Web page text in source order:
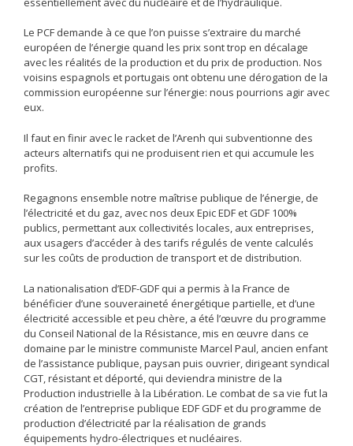
Le PCF demande à ce que l’on puisse s’extraire du marché
européen de l’énergie quand les prix sont trop en décalage
avec les réalités de la production et du prix de production. Nos
voisins espagnols et portugais ont obtenu une dérogation de la
commission européenne sur l’énergie: nous pourrions agir avec
eux.
Il faut en finir avec le racket de l’Arenh qui subventionne des
acteurs alternatifs qui ne produisent rien et qui accumule les
profits.
Regagnons ensemble notre maîtrise publique de l’énergie, de
l’électricité et du gaz, avec nos deux Epic EDF et GDF 100%
publics, permettant aux collectivités locales, aux entreprises,
aux usagers d’accéder à des tarifs régulés de vente calculés
sur les coûts de production de transport et de distribution.
La nationalisation d’EDF-GDF qui a permis à la France de
bénéficier d’une souveraineté énergétique partielle, et d’une
électricité accessible et peu chère, a été l’œuvre du programme
du Conseil National de la Résistance, mis en œuvre dans ce
domaine par le ministre communiste Marcel Paul, ancien enfant
de l’assistance publique, paysan puis ouvrier, dirigeant syndical
CGT, résistant et déporté, qui deviendra ministre de la
Production industrielle à la Libération. Le combat de sa vie fut la
création de l’entreprise publique EDF GDF et du programme de
production d’électricité par la réalisation de grands
équipements hydro-électriques et nucléaires.